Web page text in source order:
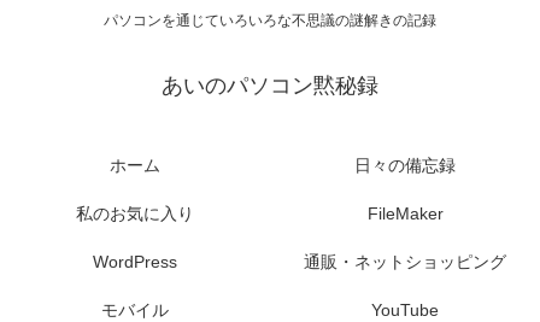
パソコンを通じていろいろな不思議の謎解きの記録
あいのパソコン黙秘録
ホーム 日々の備忘録
私のお気に入り FileMaker
WordPress 通販・ネットショッピング
モバイル YouTube